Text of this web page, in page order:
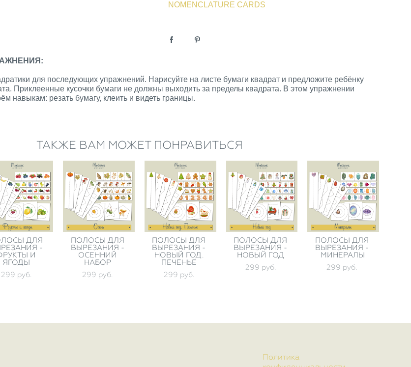
NOMENCLATURE CARDS
для последующих упражнений. Нарисуйте на листе бумаги квадрат и предложите ребёнку
Приклеенные кусочки бумаги не должны выходить за пределы квадрата. В этом упражнении
навыкам: резать бумагу, клеить и видеть границы.
ТАКЖЕ ВАМ МОЖЕТ ПОНРАВИТЬСЯ
ДЛЯ
-
И
ЯГОДЫ
299 pуб.
ПОЛОСЫ ДЛЯ
ВЫРЕЗАНИЯ -
ОСЕННИЙ
НАБОР
299 pуб.
ПОЛОСЫ ДЛЯ
ВЫРЕЗАНИЯ -
НОВЫЙ ГОД.
ПЕЧЕНЬЕ
299 pуб.
ПОЛОСЫ ДЛЯ
ВЫРЕЗАНИЯ -
НОВЫЙ ГОД
299 pуб.
ПОЛОСЫ ДЛЯ
ВЫРЕЗАНИЯ -
МИНЕРАЛЫ
299 pуб.
Политика